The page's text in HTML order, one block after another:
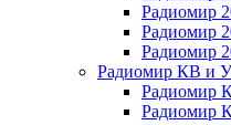
Радиомир
Радиомир
Радиомир
Радиомир КВ и
Радиомир
Радиомир